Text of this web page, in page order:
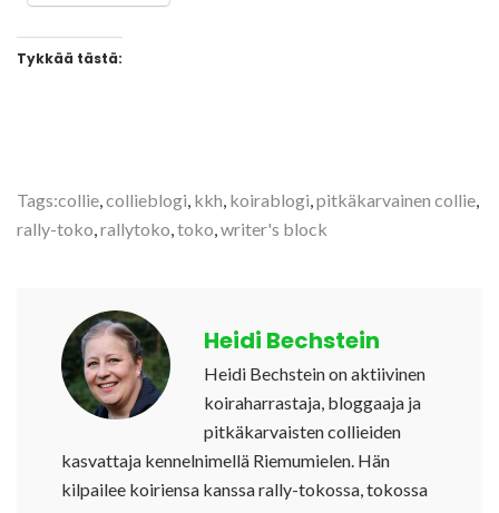
Tykkää tästä:
Tags:collie collieblogi kkh koirablogi pitkäkarvainen collie
rally-toko rallytoko toko writer's block
Heidi Bechstein
Heidi Bechstein on aktiivinen
koiraharrastaja, bloggaaja ja
pitkäkarvaisten collieiden
kasvattaja kennelnimellä Riemumielen. Hän
kilpailee koiriensa kanssa rally-tokossa, tokossa